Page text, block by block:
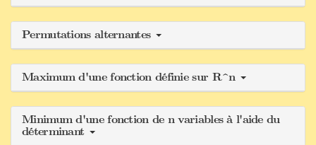
Permutations alternantes
Maximum d'une fonction définie sur R^n
Minimum d'une fonction de n variables à l'aide du
déterminant